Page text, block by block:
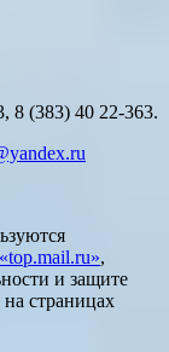
8 (383) 40 22-363.
«top.mail.ru»,
и защите
страницах